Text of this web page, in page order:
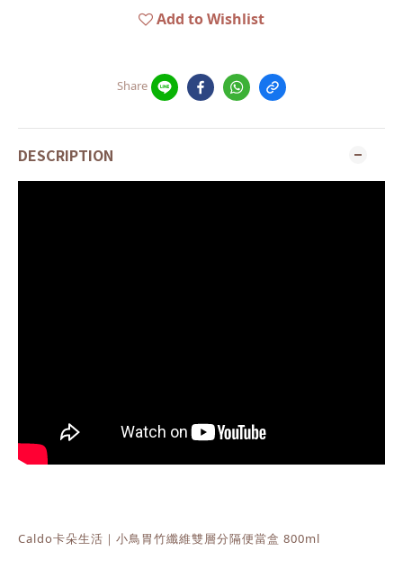
Add to Wishlist
Share
DESCRIPTION
Caldo卡朵生活｜小鳥胃竹纖維雙層分隔便當盒 800ml